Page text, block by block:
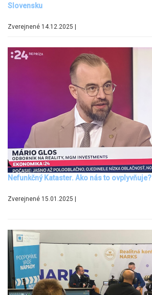
Slovensku
Zverejnené 14.12.2025 |
Nefunkčný Kataster. Ako nás to ovplyvňuje?
Zverejnené 15.01.2025 |